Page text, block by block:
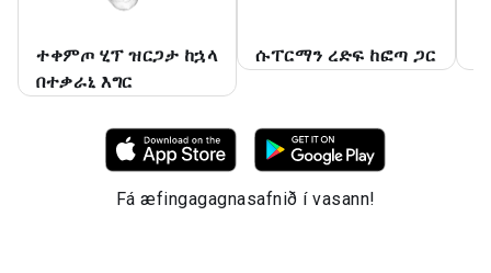
ተቀምጦ ሂፕ ዝርጋታ ከኋላ
በተቃራኒ እግር
ሱፐርማን ረድፍ ከፎጣ ጋር
Fá æfingagagnasafnið í vasann!